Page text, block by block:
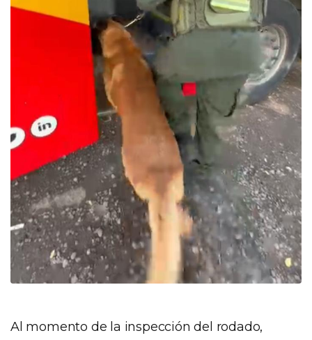
Al momento de la inspección del rodado,